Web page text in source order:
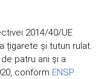
2014/40/UE
țigarete și tutun rulat.
patru ani și a
conform ENSP